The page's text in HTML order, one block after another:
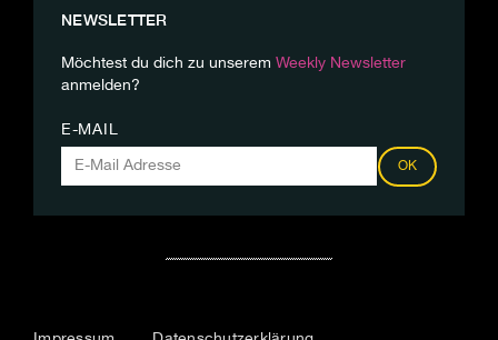
NEWSLETTER
Möchtest du dich zu unserem Weekly Newsletter
anmelden?
E-MAIL
OK